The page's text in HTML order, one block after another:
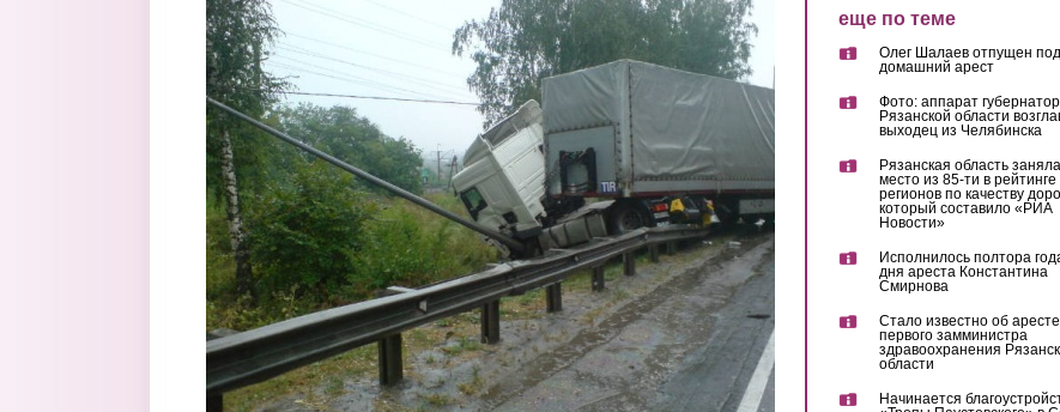
Перейти к основному содержанию еще по теме
Олег Шалаев отпущен под
домашний арест
Фото: аппарат
Рязанской области
выходец из Челябинска
Рязанская область
место из 85-ти в рейтинге
регионов по качеству
который составило «РИА
Новости»
Исполнилось полтора
дня ареста Константина
Смирнова
Стало известно об аресте
первого замминистра
здравоохранения
области
Начинается